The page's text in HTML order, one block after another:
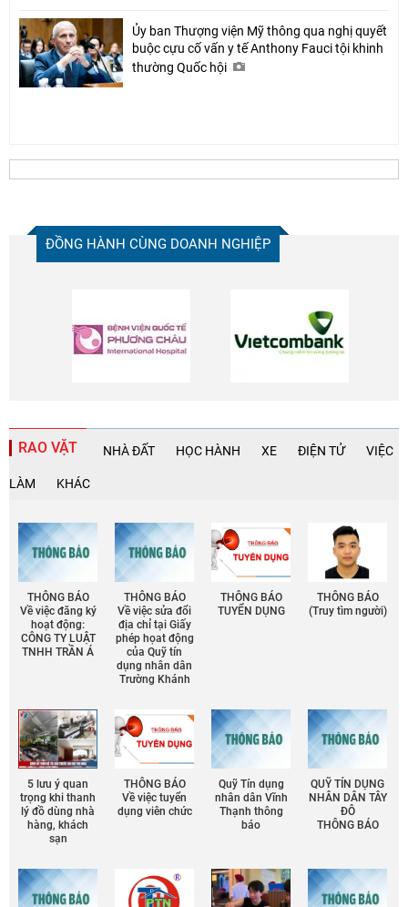
Ủy ban Thượng viện Mỹ thông qua nghị quyết
buộc cựu cố vấn y tế Anthony Fauci tội khinh
thường Quốc hội
ĐỒNG HÀNH CÙNG DOANH NGHIỆP
RAO VẶT NHÀ ĐẤT HỌC HÀNH XE ĐIỆN TỬ VIỆC
LÀM KHÁC
THÔNG BÁO
Về việc đăng ký
hoạt động:
CÔNG TY LUẬT
TNHH TRẦN Á
THÔNG BÁO
Về việc sửa đổi
địa chỉ tại Giấy
phép họat động
của Quỹ tín
dụng nhân dân
Trường Khánh
THÔNG BÁO
TUYỂN DỤNG
THÔNG BÁO
(Truy tìm người)
5 lưu ý quan
trọng khi thanh
lý đồ dùng nhà
hàng, khách
sạn
THÔNG BÁO
Về việc tuyển
dụng viên chức
Quỹ Tín dụng
nhân dân Vĩnh
Thạnh thông
báo
QUỸ TÍN DỤNG
NHÂN DÂN TÂY
ĐÔ
THÔNG BÁO